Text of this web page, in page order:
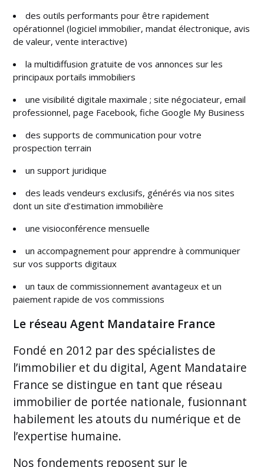
des outils performants pour être rapidement
opérationnel (logiciel immobilier, mandat électronique, avis
de valeur, vente interactive)
la multidiffusion gratuite de vos annonces sur les
principaux portails immobiliers
une visibilité digitale maximale ; site négociateur, email
professionnel, page Facebook, fiche Google My Business
des supports de communication pour votre
prospection terrain
un support juridique
des leads vendeurs exclusifs, générés via nos sites
dont un site d’estimation immobilière
une visioconférence mensuelle
un accompagnement pour apprendre à communiquer
sur vos supports digitaux
un taux de commissionnement avantageux et un
paiement rapide de vos commissions
Le réseau Agent Mandataire France
Fondé en 2012 par des spécialistes de
l’immobilier et du digital, Agent Mandataire
France se distingue en tant que réseau
immobilier de portée nationale, fusionnant
habilement les atouts du numérique et de
l’expertise humaine.
Nos fondements reposent sur le